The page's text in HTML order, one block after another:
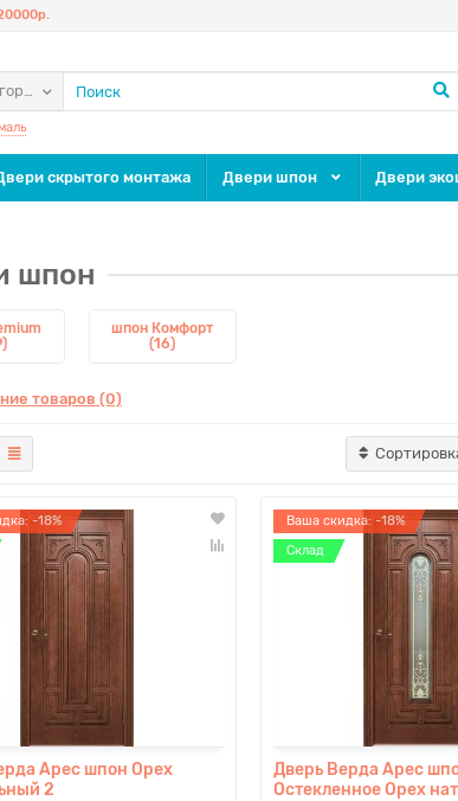
скрытого монтажа Двери шпон Двери
шпон
шпон Комфорт
(16)
товаров (0)
-18%
Арес шпон Орех
2
Ваша скидка: -18%
Склад
Дверь Верда Арес
Остекленное Орех